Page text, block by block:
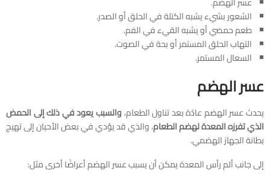
الشعور بشيء يشبه الكتلة في الحلق أو الصدر.
طعم حمضي أو يشبه القيء في الفم.
التهاب الحلق المستمر أو بحة في الصوت.
السعال المستمر.
عسر الهضم
يحدث عسر الهضم عادًة بعد تناول الطعام،والسبب يعود في ذلك إلى الحمض
الذي تفرزه المعدة لهضم الطعام، والذي قد يؤدي في بعض الأحيان إلى تهيج
بطانة الجهاز الهضمي.
إلى جانب ألم رأس المعدة يمكن أن يسبب عسر الهضم أعراضًا أخرى مثل: